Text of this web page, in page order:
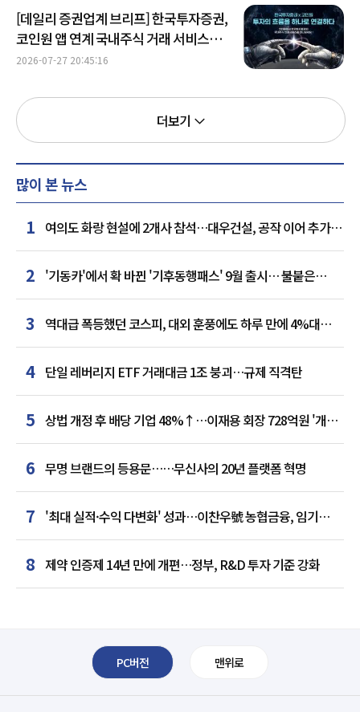
[데일리 증권업계 브리프] 한국투자증권,
코인원 앱 연계 국내주식 거래 서비스
출시 外
2026-07-27 20:45:16
더보기
많이 본 뉴스
1 여의도 화랑 현설에 2개사 참석…대우건설, 공작 이어 추가
거점 확보하나
2 '기동카'에서 확 바뀐 '기후동행패스' 9월 출시… 불붙은
카드사 경쟁
3
역대급 폭등했던 코스피, 대외 훈풍에도 하루 만에 4%대
급락
4 단일 레버리지 ETF 거래대금 1조 붕괴…규제 직격탄
5 상법 개정 후 배당 기업 48%↑…이재용 회장 728억원 '개인
최다'
6 무명 브랜드의 등용문……무신사의 20년 플랫폼 혁명
7 '최대 실적·수익 다변화' 성과…이찬우號 농협금융, 임기
말년 성장 박차
8 제약 인증제 14년 만에 개편…정부, R&D 투자 기준 강화
PC버전 맨위로